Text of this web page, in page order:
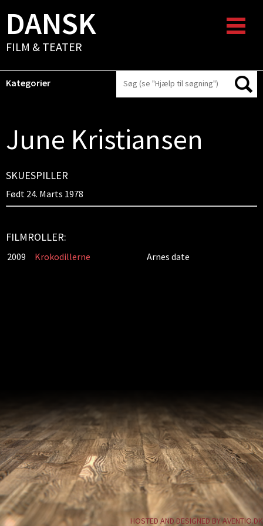
DANSK
FILM & TEATER
Kategorier
June Kristiansen
SKUESPILLER
Født 24. Marts 1978
FILMROLLER:
2009 Krokodillerne Arnes date
HOSTED AND DESIGNED BY AVENTIO.DK